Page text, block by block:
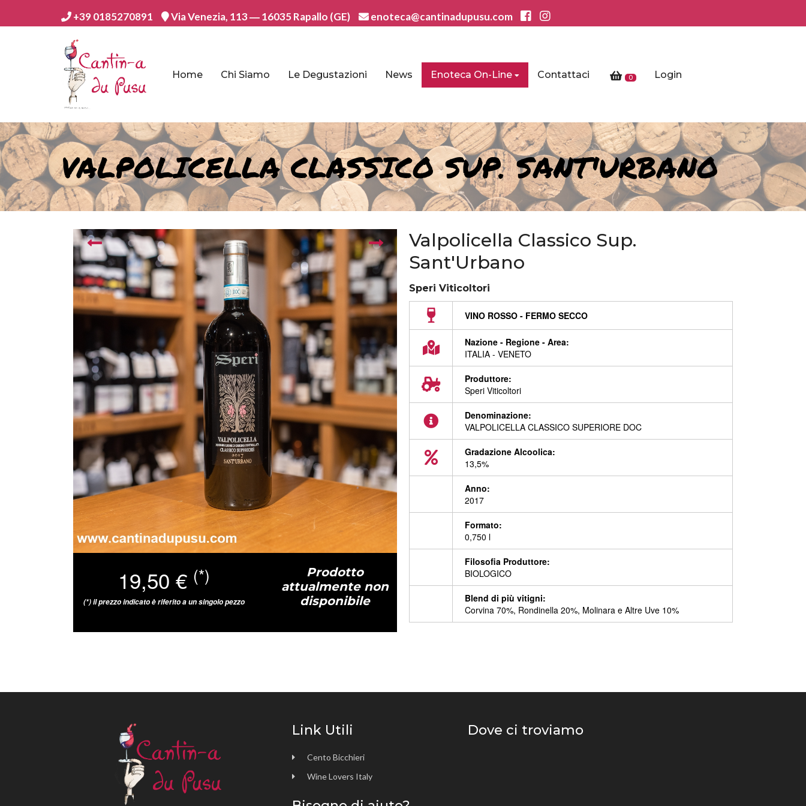
+39 0185270891 Via Venezia, 113 ― 16035 Rapallo (GE) enoteca@cantinadupusu.com
Home Chi Siamo Le Degustazioni News Enoteca On-Line Contattaci 0 Login
VALPOLICELLA CLASSICO SUP. SANT'URBANO
prev next
19,50 € (*)
(*) il prezzo indicato è riferito a un singolo pezzo
Prodotto
attualmente non
disponibile
Valpolicella Classico Sup.
Sant'Urbano
Speri Viticoltori
VINO ROSSO - FERMO SECCO
Nazione - Regione - Area:
ITALIA - VENETO
Produttore:
Speri Viticoltori
Denominazione:
VALPOLICELLA CLASSICO SUPERIORE DOC
Gradazione Alcoolica:
13,5%
Anno:
2017
Formato:
0,750 l
Filosofia Produttore:
BIOLOGICO
Blend di più vitigni:
Corvina 70%, Rondinella 20%, Molinara e Altre Uve 10%
Link Utili
Cento Bicchieri
Wine Lovers Italy
Dove ci troviamo